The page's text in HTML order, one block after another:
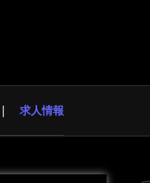
求人情報